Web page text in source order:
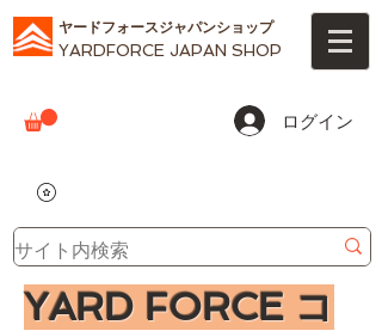
ヤードフォースジャパンショップ
YARDFORCE JAPAN SHOP
ログイン
YARD FORCE コ